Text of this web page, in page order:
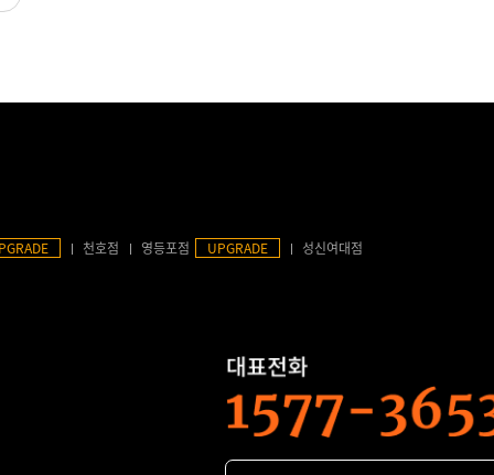
천호점 영등포점 UPGRADE 성신여대점